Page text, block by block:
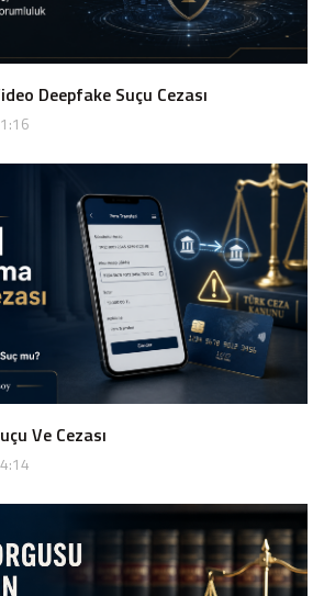
Deepfake Suçu Cezası
Ve Cezası